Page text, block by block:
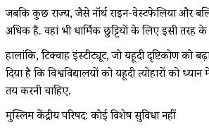
जबकि कुछ राज्य, जैसे नॉर्थ राइन-वेस्टफेलिया और
अधिक है. वहां भी धार्मिक छुट्टियों के लिए इसी तरह के
हालांकि, टिक्वाह इंस्टीट्यूट, जो यहूदी दृष्टिकोण को
दिया है कि विश्वविद्यालयों को यहूदी त्योहारों को
तय करनी चाहिए.
मुस्लिम केंद्रीय परिषद: कोई विशेष सुविधा नहीं